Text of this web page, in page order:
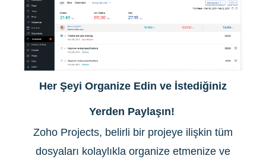
Her Şeyi Organize Edin ve İstediğiniz
Yerden Paylaşın!
Zoho Projects, belirli bir projeye ilişkin tüm
dosyaları kolaylıkla organize etmenize ve